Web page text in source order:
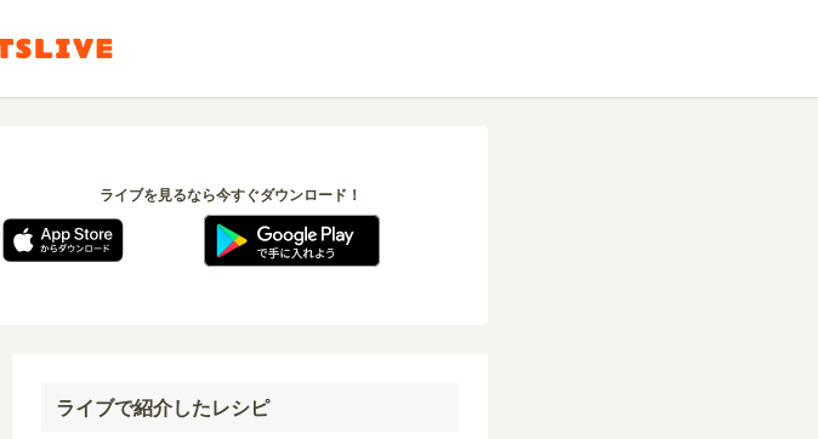
ライブを見るなら今すぐダウンロード！
ライブで紹介したレシピ